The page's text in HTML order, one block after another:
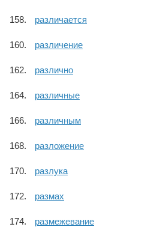
различается
различение
различно
различные
различным
разложение
разлука
размах
размежевание